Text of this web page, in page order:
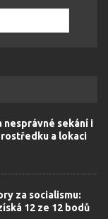
nesprávné sekání i
a lokaci
za socialismu:
12 ze 12 bodů